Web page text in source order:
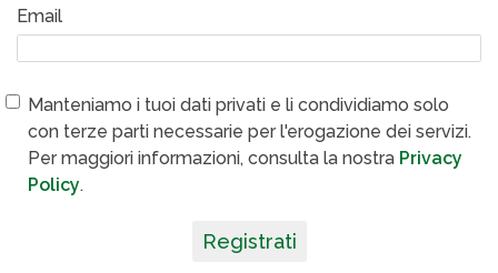
Email
Manteniamo i tuoi dati privati e li condividiamo solo
con terze parti necessarie per l'erogazione dei servizi.
Per maggiori informazioni, consulta la nostra Privacy
Policy.
Registrati